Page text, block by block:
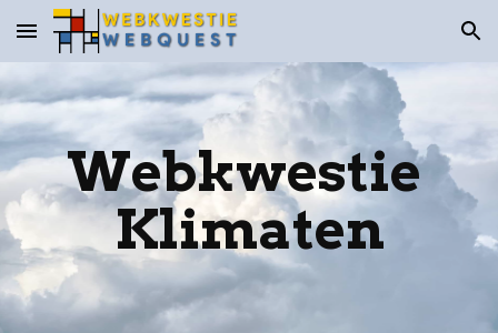
Skip to main content Skip to navigation
Webkwestie
Klimaten